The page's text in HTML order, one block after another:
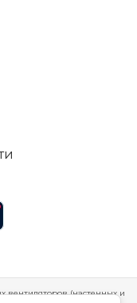
вентиляторов (настенных и